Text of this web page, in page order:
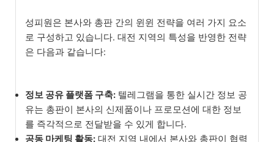
성피원은 본사와 총판 간의 윈윈 전략을 여러 가지 요소
로 구성하고 있습니다. 대전 지역의 특성을 반영한 전략
은 다음과 같습니다:
정보 공유 플랫폼 구축: 텔레그램을 통한 실시간 정보 공
유는 총판이 본사의 신제품이나 프로모션에 대한 정보
를 즉각적으로 전달받을 수 있게 합니다.
공동 마케팅 활동: 대전 지역 내에서 본사와 총판이 협력